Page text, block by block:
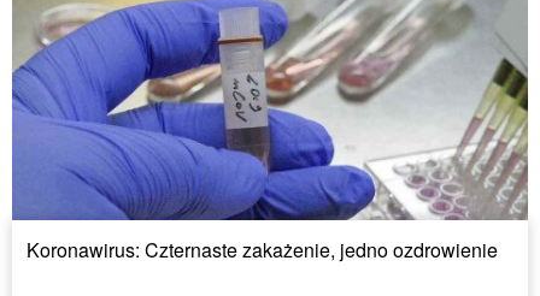
Koronawirus: Czternaste zakażenie, jedno ozdrowienie